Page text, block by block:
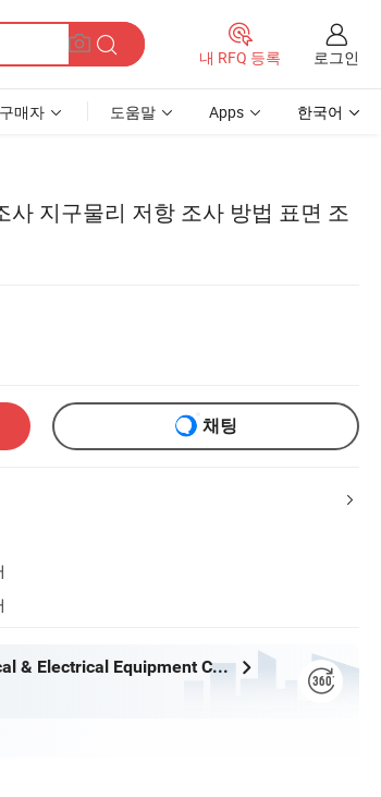
내 RFQ 등록 로그인
구매자 도움말 Apps 한국어
사 지구물리 저항 조사 방법 표면 조
채팅
Chongqing Gold Mechanical & Electrical Equipment Co., Ltd.